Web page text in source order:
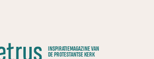
INSPIRATIEMAGAZINE VAN
DE PROTESTANTSE KERK